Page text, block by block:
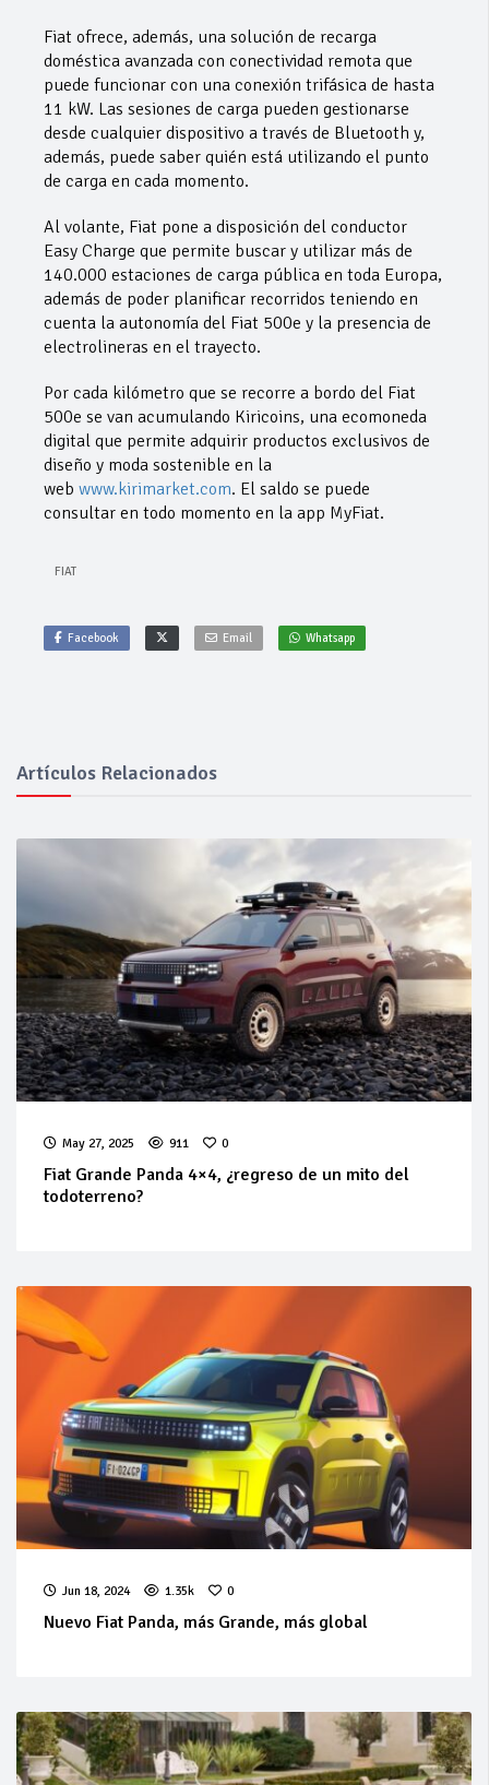
Fiat ofrece, además, una solución de recarga
doméstica avanzada con conectividad remota que
puede funcionar con una conexión trifásica de hasta
11 kW. Las sesiones de carga pueden gestionarse
desde cualquier dispositivo a través de Bluetooth y,
además, puede saber quién está utilizando el punto
de carga en cada momento.
Al volante, Fiat pone a disposición del conductor
Easy Charge que permite buscar y utilizar más de
140.000 estaciones de carga pública en toda Europa,
además de poder planificar recorridos teniendo en
cuenta la autonomía del Fiat 500e y la presencia de
electrolineras en el trayecto.
Por cada kilómetro que se recorre a bordo del Fiat
500e se van acumulando Kiricoins, una ecomoneda
digital que permite adquirir productos exclusivos de
diseño y moda sostenible en la
web www.kirimarket.com. El saldo se puede
consultar en todo momento en la app MyFiat.
FIAT
Facebook Email Whatsapp
Artículos Relacionados
May 27, 2025 911 0
Fiat Grande Panda 4×4, ¿regreso de un mito del
todoterreno?
Jun 18, 2024 1.35k 0
Nuevo Fiat Panda, más Grande, más global